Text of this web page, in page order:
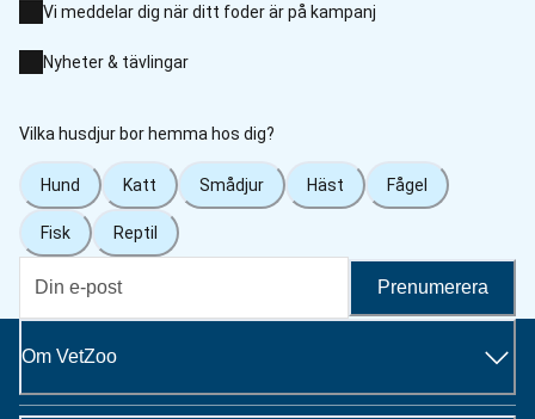
Vi meddelar dig när ditt foder är på kampanj
Nyheter & tävlingar
Vilka husdjur bor hemma hos dig?
Hund Katt Smådjur Häst Fågel
Fisk Reptil
Prenumerera
Om VetZoo